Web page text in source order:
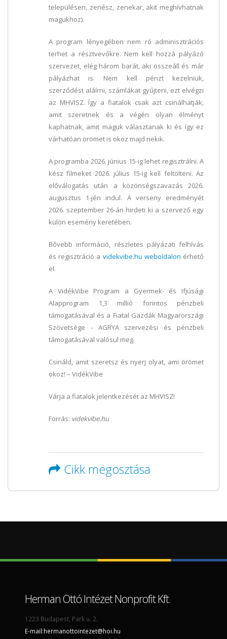
településen, zenész, zenekar, akit meghívhatnak
magukhoz).
A program lényegében nem ró adminisztrációs
terhet a résztvevőkre. Nem kell hozzá pályázó
szervezet, elég három barát, aki összeáll és már
pályázhat is. Nem kell pénzt kezelniük,
szerződést aláírni, számlákat gyűjteni, ezt elvégzi
az MHVISZ. Így a fiatalok csak azt csinálhatják,
amit szeretnek és a végén olyan élményt
kaphatnak, amit maguk választanak ki és így ez
várhatóan örömet is okoz majd nekik.
A programba 2026. június 15-ig lehet regisztrálni. A
kész filmeket 2026. július 15-ig kell feltölteni. Az
előválogatás után a közönségszavazás 2026.
augusztus 1-jén indul. A verseny eredményét
2026. szeptember 26-án hirdeti ki a szervező egy
külön esemény keretében.
Bővebb információ, részletes pályázati felhívás
és regisztráció a videkvibe.hu weboldalon érhető
el.
A VidékVibe Program a Gyermek- és Ifjúsági
Alapprogram 1,3 millió forintos pénzbeli
támogatásával és a Fiatal Gazdák Magyarországi
Szövetsége - AGRYA szervezési és pénzbeli
támogatásával valósul meg.
Csináld, amit szeretsz és nyerj olyat, ami örömet
okoz! – VidékVibe
Várja a fiatalok jelentkezését az MHVISZ!
Forrás: videkvibe.hu
Cikk megosztása
Herman Ottó Intézet Nonprofit Kft.
1223 Budapest, Park u. 2.
E-mail:hermanottointezet@hoi.hu